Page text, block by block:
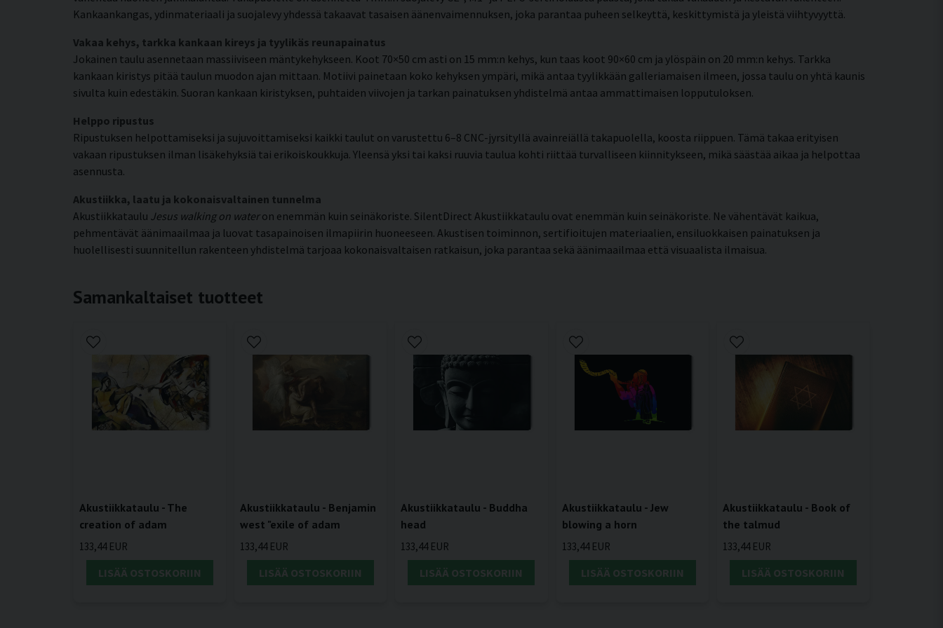
Kankaankangas, ydinmateriaali ja suojalevy yhdessä takaavat tasaisen äänenvaimennuksen, joka parantaa puheen selkeyttä, keskittymistä ja yleistä viihtyvyyttä.
Vakaa kehys, tarkka kankaan kireys ja tyylikäs reunapainatus
Jokainen taulu asennetaan massiiviseen mäntykehykseen. Koot 70×50 cm asti on 15 mm:n kehys, kun taas koot 90×60 cm ja ylöspäin on 20 mm:n kehys. Tarkka
kankaan kiristys pitää taulun muodon ajan mittaan. Motiivi painetaan koko kehyksen ympäri, mikä antaa tyylikkään galleriamaisen ilmeen, jossa taulu on yhtä kaunis
sivulta kuin edestäkin. Suoran kankaan kiristyksen, puhtaiden viivojen ja tarkan painatuksen yhdistelmä antaa ammattimaisen lopputuloksen.
Helppo ripustus
Ripustuksen helpottamiseksi ja sujuvoittamiseksi kaikki taulut on varustettu 6–8 CNC-jyrsityllä avainreiällä takapuolella, koosta riippuen. Tämä takaa erityisen
vakaan ripustuksen ilman lisäkehyksiä tai erikoiskoukkuja. Yleensä yksi tai kaksi ruuvia taulua kohti riittää turvalliseen kiinnitykseen, mikä säästää aikaa ja helpottaa
asennusta.
Akustiikka, laatu ja kokonaisvaltainen tunnelma
Akustiikkataulu Jesus walking on wateron enemmän kuin seinäkoriste. SilentDirect Akustiikkataulu ovat enemmän kuin seinäkoriste. Ne vähentävät kaikua,
pehmentävät äänimaailmaa ja luovat tasapainoisen ilmapiirin huoneeseen. Akustisen toiminnon, sertifioitujen materiaalien, ensiluokkaisen painatuksen ja
huolellisesti suunnitellun rakenteen yhdistelmä tarjoaa kokonaisvaltaisen ratkaisun, joka parantaa sekä äänimaailmaa että visuaalista ilmaisua.
Samankaltaiset tuotteet
Akustiikkataulu - The
creation of adam
133,44 EUR
LISÄÄ OSTOSKORIIN
Akustiikkataulu - Benjamin
west "exile of adam
133,44 EUR
LISÄÄ OSTOSKORIIN
Akustiikkataulu - Buddha
head
133,44 EUR
LISÄÄ OSTOSKORIIN
Akustiikkataulu - Jew
blowing a horn
133,44 EUR
LISÄÄ OSTOSKORIIN
Akustiikkataulu - Book of
the talmud
133,44 EUR
LISÄÄ OSTOSKORIIN